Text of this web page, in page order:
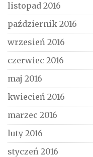
listopad 2016
październik 2016
wrzesień 2016
czerwiec 2016
maj 2016
kwiecień 2016
marzec 2016
luty 2016
styczeń 2016